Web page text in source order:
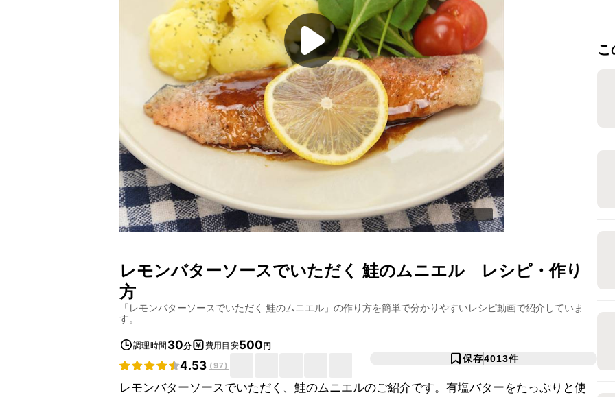
レモンバターソースでいただく 鮭のムニエル レシピ・作り
方
「レモンバターソースでいただく 鮭のムニエル 」の作り方を簡単で分かりやすいレシピ動画で紹介していま
す。
調理時間 30分 費用目安500円
4.53 (97)
保存4013件
レモンバターソースでいただく、鮭のムニエルのご紹介です。有塩バターをたっぷりと使